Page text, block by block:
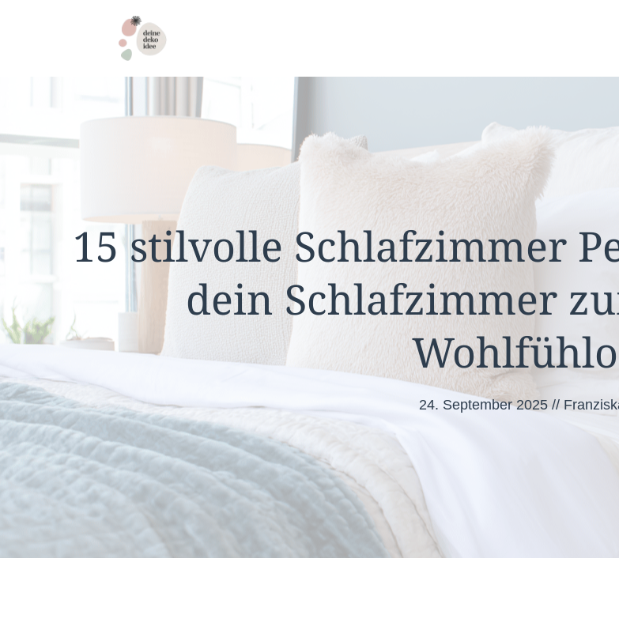
15 stilvolle Schlafzimmer
dein Schlafzimmer
24. September 2025 //